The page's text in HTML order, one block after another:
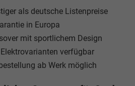
als deutsche Listenpreise
in Europa
mit sportlichem Design
verfügbar
ab Werk möglich